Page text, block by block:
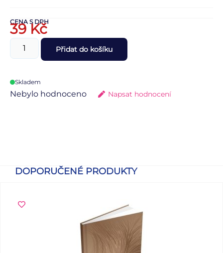
CENA S DPH
39Kč
Přidat do košíku
Skladem
Nebylo hodnoceno Napsat hodnocení
DOPORUČENÉ PRODUKTY